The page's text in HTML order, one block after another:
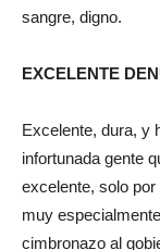
sangre, digno.
EXCELENTE
Excelente, dura, y
infortunada gente
excelente, solo
muy
cimbronazo al